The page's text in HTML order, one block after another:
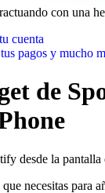
con una
cuenta
pagos y mucho
de
desde la
necesitas para